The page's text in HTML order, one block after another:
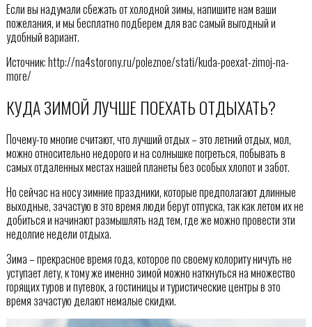
Если вы надумали сбежать от холодной зимы, напишите нам ваши
пожелания, и мы бесплатно подберем для вас самый выгодный и
удобный вариант.
Источник: http://na4storony.ru/poleznoe/stati/kuda-poexat-zimoj-na-
more/
КУДА ЗИМОЙ ЛУЧШЕ ПОЕХАТЬ ОТДЫХАТЬ?
Почему-то многие считают, что лучший отдых – это летний отдых, мол,
можно относительно недорого и на солнышке погреться, побывать в
самых отдаленных местах нашей планеты без особых хлопот и забот.
Но сейчас на носу зимние праздники, которые предполагают длинные
выходные, зачастую в это время люди берут отпуска, так как летом их не
добиться и начинают размышлять над тем, где же можно провести эти
недолгие недели отдыха.
Зима – прекрасное время года, которое по своему колориту ничуть не
уступает лету, к тому же именно зимой можно наткнуться на множество
горящих туров и путевок, а гостиницы и туристические центры в это
время зачастую делают немалые скидки.